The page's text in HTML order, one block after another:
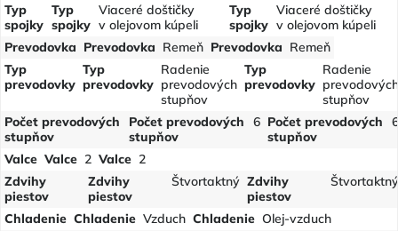
Typ
spojky
Typ
spojky
Viaceré doštičky
v olejovom kúpeli
Typ
spojky
Viaceré doštičky
v olejovom kúpeli
Prevodovka Prevodovka Remeň Prevodovka Remeň
Typ
prevodovky
Typ
prevodovky
Radenie
prevodových
stupňov
Typ
prevodovky
Radenie
prevodových
stupňov
Počet prevodových
stupňov
Počet prevodových
stupňov
6 Počet prevodových
stupňov
6
Valce Valce 2 Valce 2
Zdvihy
piestov
Zdvihy
piestov
Štvortaktný Zdvihy
piestov
Štvortaktný
Chladenie Chladenie Vzduch Chladenie Olej-vzduch